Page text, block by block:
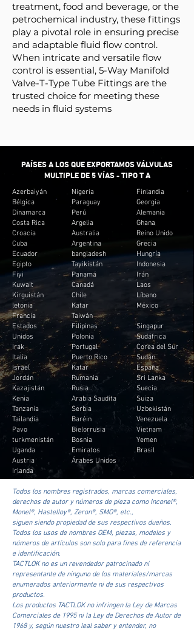
treatment, food and beverage, or the
petrochemical industry, these fittings
play a pivotal role in ensuring precise
and adaptable fluid flow control.
When intricate and versatile flow
control is essential, 5-Way Manifold
Valve-T-Type Tube Fittings are the
trusted choice for meeting these
needs in fluid systems
PAÍSES A LOS QUE EXPORTAMOS VÁLVULAS
MULTIPLE DE 5 VÍAS - TIPO T A
Azerbaiyán
Bélgica
Dinamarca
Costa Rica
Croacia
Cuba
Ecuador
Egipto
Fiyi
Kuwait
Kirguistán
letonia
Francia
Estados
Unidos
Irak
Italia
Israel
Jordán
Kazajistán
Kenia
Tanzania
Tailandia
Pavo
turkmenistán
Uganda
Austria
Irlanda
Nigeria
Paraguay
Perú
Argelia
Australia
Argentina
bangladesh
Tayikistán
Panamá
Canadá
Chile
Katar
Taiwán
Filipinas
Polonia
Portugal
Puerto Rico
Katar
Rumania
Rusia
Arabia Saudita
Serbia
Baréin
Bielorrusia
Bosnia
Emiratos
Árabes Unidos
Finlandia
Georgia
Alemania
Ghana
Reino Unido
Grecia
Hungría
Indonesia
Irán
Laos
Líbano
México
Singapur
Sudáfrica
Corea del Sur
Sudán
España
Sri Lanka
Suecia
Suiza
Uzbekistán
Venezuela
Vietnam
Yemen
Brasil
Todos los nombres registrados, marcas comerciales,
derechos de autor y números de pieza como Inconel®,
Monel®, Hastelloy®, Zeron®, SMO®, etc.,
siguen siendo propiedad de sus respectivos dueños.
Todos los usos de nombres OEM, piezas, modelos y
números de artículos son solo para fines de referencia
e identificación.
TACTLOK no es un revendedor patrocinado ni
representante de ninguno de los materiales/marcas
enumerados anteriormente ni de sus respectivos
productos.
Los productos TACTLOK no infringen la Ley de Marcas
Comerciales de 1995 ni la Ley de Derechos de Autor de
1968 y, según nuestro leal saber y entender, no